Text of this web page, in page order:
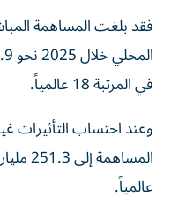
فقد بلغت المساهمة
في المرتبة 18 عالمياً.
وعند احتساب التأثيرات
عالمياً.